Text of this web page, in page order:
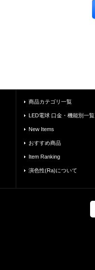
商品カテゴリ一覧
LED電球 口金・機能別一覧
New Items
おすすめ商品
Item Ranking
演色性(Ra)について